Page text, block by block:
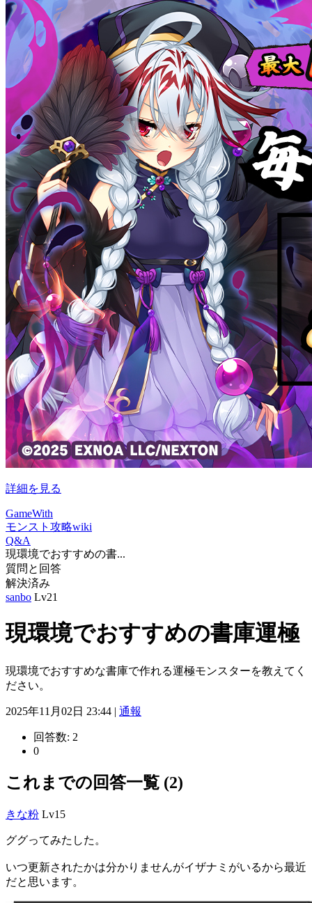
詳細を見る
GameWith
モンスト攻略wiki
Q&A
現環境でおすすめの書...
質問と回答
解決済み
sanbo Lv21
現環境でおすすめの書庫運極
現環境でおすすめな書庫で作れる運極モンスターを教えてく
ださい。
2025年11月02日 23:44 | 通報
回答数: 2
0
これまでの回答一覧 (2)
きな粉 Lv15
ググってみたした。
いつ更新されたかは分かりませんがイザナミがいるから最近
だと思います。